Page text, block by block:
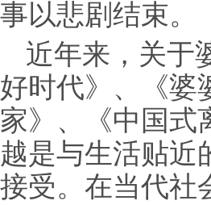
事以悲剧结束。
近年来，关于
好时代》、《婆
家》、《中国式
越是与生活贴近
接受。在当代社